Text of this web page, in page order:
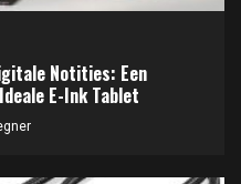
Notities: Een
E-Ink Tablet